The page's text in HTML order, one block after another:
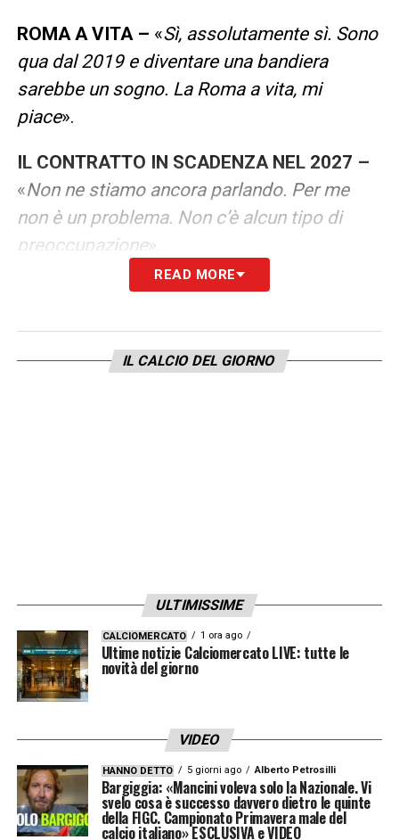
ROMA A VITA – «Sì, assolutamente sì. Sono
qua dal 2019 e diventare una bandiera
sarebbe un sogno. La Roma a vita, mi
piace».
IL CONTRATTO IN SCADENZA NEL 2027 –
«Non ne stiamo ancora parlando. Per me
non è un problema. Non c’è alcun tipo di
preoccupazione».
IL RAPPORTO CON GASPERINI –
prima persona che ho chiamato. Io so cos’è
la gratitudine. Il più grande insegnante di
José ci ha dato carisma, mentalità,
convinzioni. In campo ero il suo condottiero,
a volte ho esagerato andando un po’ oltre…
ma lo facevo perché sentivo che lui ci
LA FERITA DI BUDAPEST –«Me la sogno
spesso. E me la sogno male. È una ferita che
provoca dolore. Io non riguardo mai
READ MORE
IL CALCIO DEL GIORNO
ULTIMISSIME
CALCIOMERCATO 1 ora ago
Ultime notizie Calciomercato LIVE: tutte le
novità del giorno
VIDEO
HANNO DETTO 5 giorni ago Alberto Petrosilli
Bargiggia: «Mancini voleva solo la Nazionale. Vi
svelo cosa è successo davvero dietro le quinte
della FIGC. Campionato Primavera male del
calcio italiano» ESCLUSIVA e VIDEO